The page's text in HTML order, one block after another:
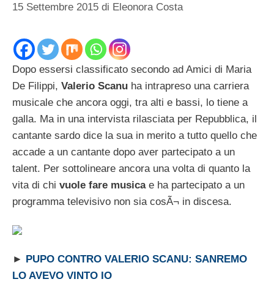
15 Settembre 2015 di Eleonora Costa
Dopo essersi classificato secondo ad Amici di Maria
De Filippi, Valerio Scanu ha intrapreso una carriera
musicale che ancora oggi, tra alti e bassi, lo tiene a
galla. Ma in una intervista rilasciata per Repubblica, il
cantante sardo dice la sua in merito a tutto quello che
accade a un cantante dopo aver partecipato a un
talent. Per sottolineare ancora una volta di quanto la
vita di chi vuole fare musica e ha partecipato a un
programma televisivo non sia cosÃ¬ in discesa.
► PUPO CONTRO VALERIO SCANU: SANREMO
LO AVEVO VINTO IO